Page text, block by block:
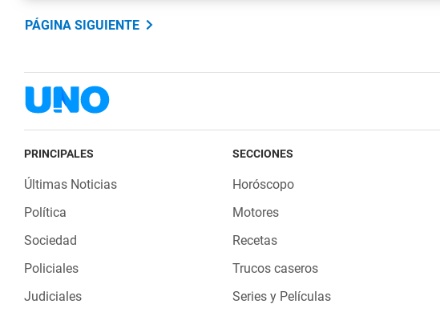
PÁGINA SIGUIENTE
PRINCIPALES
Últimas Noticias
Política
Sociedad
Policiales
Judiciales
SECCIONES
Horóscopo
Motores
Recetas
Trucos caseros
Series y Películas